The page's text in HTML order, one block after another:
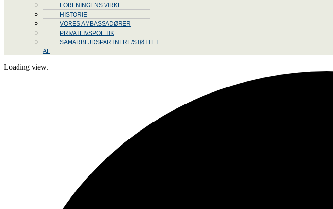
FORENINGENS VIRKE
HISTORIE
VORES AMBASSADØRER
PRIVATLIVSPOLITIK
SAMARBEJDSPARTNERE/STØTTET
AF
Loading view.